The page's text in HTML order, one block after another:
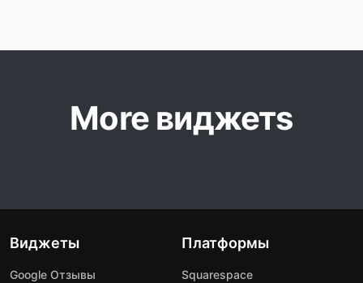
More виджетs
Виджеты
Google Отзывы
Платформы
Squarespace